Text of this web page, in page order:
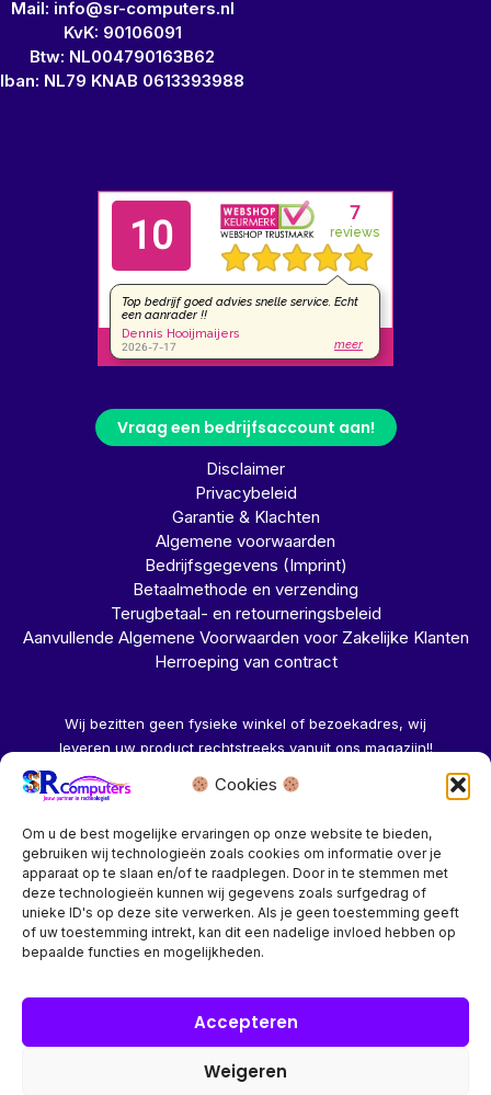
Cookies
Om u de best mogelijke ervaringen op onze website te bieden,
gebruiken wij technologieën zoals cookies om informatie over je
apparaat op te slaan en/of te raadplegen. Door in te stemmen met
deze technologieën kunnen wij gegevens zoals surfgedrag of
unieke ID's op deze site verwerken. Als je geen toestemming geeft
of uw toestemming intrekt, kan dit een nadelige invloed hebben op
bepaalde functies en mogelijkheden.
Accepteren
Weigeren
Mail: info@sr-computers.nl
KvK: 90106091
Btw: NL004790163B62
Iban: NL79 KNAB 0613393988
Vraag een bedrijfsaccount aan!
Disclaimer
Privacybeleid
Garantie & Klachten
Algemene voorwaarden
Bedrijfsgegevens (Imprint)
Betaalmethode en verzending
Terugbetaal- en retourneringsbeleid
Aanvullende Algemene Voorwaarden voor Zakelijke Klanten
Herroeping van contract
Wij bezitten geen fysieke winkel of bezoekadres, wij
leveren uw product rechtstreeks vanuit ons magazijn!!
Herroeping aanvragen →
Bedrijf? vraag een account aan voor speciale prijzen!